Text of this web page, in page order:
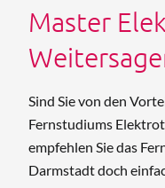
Master
Sind Sie von den
Fernstudiums
empfehlen Sie das
Darmstadt doch